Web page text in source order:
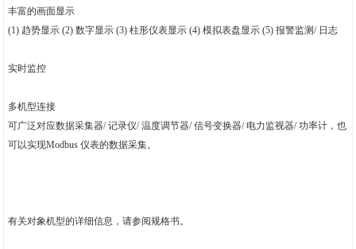
丰富的画面显示
(1) 趋势显示 (2) 数字显示 (3) 柱形仪表显示 (4) 模拟表盘显示 (5) 报警监测/ 日志
实时监控
多机型连接
可广泛对应数据采集器/ 记录仪/ 温度调节器/ 信号变换器/ 电力监视器/ 功率计，也
可以实现Modbus 仪表的数据采集。
有关对象机型的详细信息，请参阅规格书。